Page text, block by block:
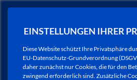
EINSTELLUNGEN IHRER
Diese Website schützt Ihre Privatsphäre
EU-Datenschutz-Grundverordnung
daher zunächst nur Cookies, die für den
zwingend erforderlich sind. Zusätzliche